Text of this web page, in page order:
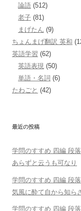
論語 (512)
老子 (81)
まげたん (9)
ちょんまげ翻訳 英和
英語学習 (62)
英語表現 (50)
単語・名詞 (6)
たわごと (42)
最近の投稿
学問のすすめ 四編 段
あらずと云うも可なり
学問のすすめ 四編 段
気風に酔て自から知ら
学問のすすめ 四編 段